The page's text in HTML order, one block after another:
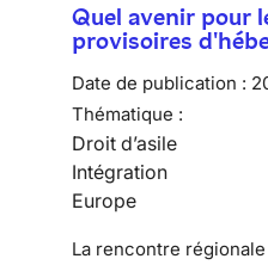
Quel avenir pour
provisoires
Date de publication :
Thématique :
Droit d’asile
Intégration
Europe
La rencontre